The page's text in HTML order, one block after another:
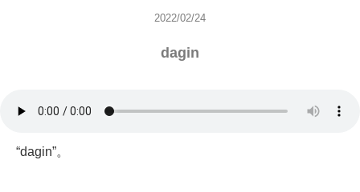
2022/02/24
dagin
“dagin”。